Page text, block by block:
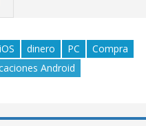
dinero PC
Compra
Android